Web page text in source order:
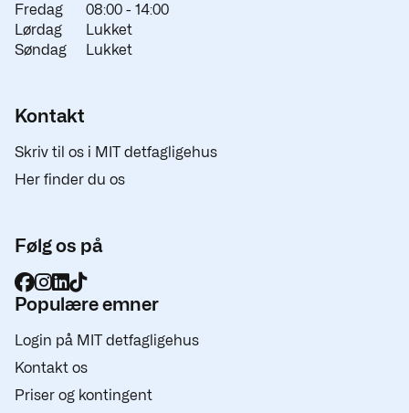
Fredag
08:00 - 14:00
Lørdag
Lukket
Søndag
Lukket
Kontakt
Skriv til os i MIT detfagligehus
Her finder du os
Følg os på
Populære emner
Login på MIT detfagligehus
Kontakt os
Priser og kontingent